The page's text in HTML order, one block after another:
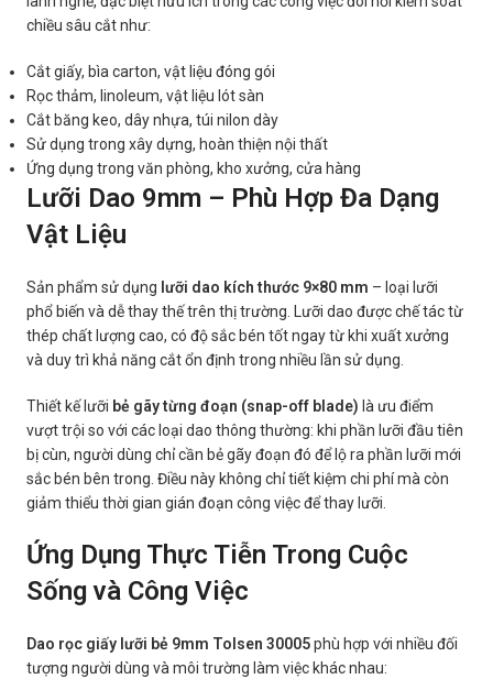
chiều sâu cắt như:
Cắt giấy, bìa carton, vật liệu đóng gói
Rọc thảm, linoleum, vật liệu lót sàn
Cắt băng keo, dây nhựa, túi nilon dày
Sử dụng trong xây dựng, hoàn thiện nội thất
Ứng dụng trong văn phòng, kho xưởng, cửa hàng
Lưỡi Dao 9mm – Phù Hợp Đa Dạng
Vật Liệu
Sản phẩm sử dụng lưỡi dao kích thước 9×80 mm – loại lưỡi
phổ biến và dễ thay thế trên thị trường. Lưỡi dao được chế tác từ
thép chất lượng cao, có độ sắc bén tốt ngay từ khi xuất xưởng
và duy trì khả năng cắt ổn định trong nhiều lần sử dụng.
Thiết kế lưỡi bẻ gãy từng đoạn (snap-off blade) là ưu điểm
vượt trội so với các loại dao thông thường: khi phần lưỡi đầu tiên
bị cùn, người dùng chỉ cần bẻ gãy đoạn đó để lộ ra phần lưỡi mới
sắc bén bên trong. Điều này không chỉ tiết kiệm chi phí mà còn
giảm thiểu thời gian gián đoạn công việc để thay lưỡi.
Ứng Dụng Thực Tiễn Trong Cuộc
Sống và Công Việc
Dao rọc giấy lưỡi bẻ 9mm Tolsen 30005phù hợp với nhiều đối
tượng người dùng và môi trường làm việc khác nhau: